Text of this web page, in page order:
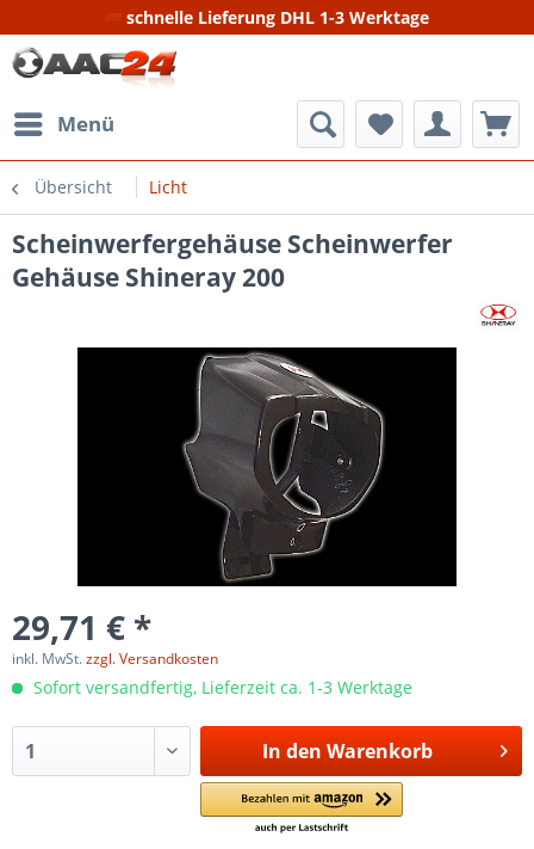
schnelle Lieferung DHL 1-3 Werktage
Menü
Übersicht Licht
Scheinwerfergehäuse Scheinwerfer
Gehäuse Shineray 200
29,71 € *
inkl. MwSt.zzgl. Versandkosten
Sofort versandfertig, Lieferzeit ca. 1-3 Werktage
In den Warenkorb